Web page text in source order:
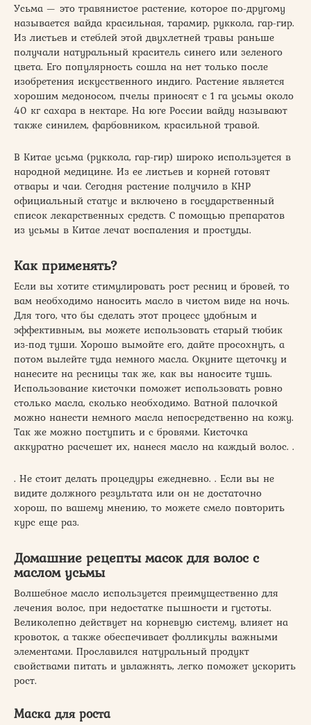
Усьма — это травянистое растение, которое по-другому
называется вайда красильная, тарамир, руккола, гар-гир.
Из листьев и стеблей этой двухлетней травы раньше
получали натуральный краситель синего или зеленого
цвета. Его популярность сошла на нет только после
изобретения искусственного индиго. Растение является
хорошим медоносом, пчелы приносят с 1 га усьмы около
40 кг сахара в нектаре. На юге России вайду называют
также синилем, фарбовником, красильной травой.
В Китае усьма (руккола, гар-гир) широко используется в
народной медицине. Из ее листьев и корней готовят
отвары и чаи. Сегодня растение получило в КНР
официальный статус и включено в государственный
список лекарственных средств. С помощью препаратов
из усьмы в Китае лечат воспаления и простуды.
Как применять?
Если вы хотите стимулировать рост ресниц и бровей, то
вам необходимо наносить масло в чистом виде на ночь.
Для того, что бы сделать этот процесс удобным и
эффективным, вы можете использовать старый тюбик
из-под туши. Хорошо вымойте его, дайте просохнуть, а
потом вылейте туда немного масла. Окуните щеточку и
нанесите на ресницы так же, как вы наносите тушь.
Использование кисточки поможет использовать ровно
столько масла, сколько необходимо. Ватной палочкой
можно нанести немного масла непосредственно на кожу.
Так же можно поступить и с бровями. Кисточка
аккуратно расчешет их, нанеся масло на каждый волос. .
. Не стоит делать процедуры ежедневно. . Если вы не
видите должного результата или он не достаточно
хорош, по вашему мнению, то можете смело повторить
курс еще раз.
Домашние рецепты масок для волос с
маслом усьмы
Волшебное масло используется преимущественно для
лечения волос, при недостатке пышности и густоты.
Великолепно действует на корневую систему, влияет на
кровоток, а также обеспечивает фолликулы важными
элементами. Прославился натуральный продукт
свойствами питать и увлажнять, легко поможет ускорить
рост.
Маска для роста